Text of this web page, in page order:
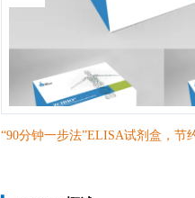
“90分钟一步法”ELISA试剂盒，节